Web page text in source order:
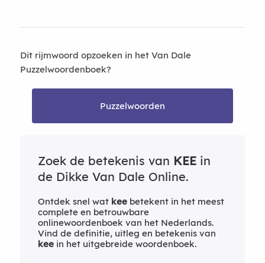
Dit rijmwoord opzoeken in het Van Dale
Puzzelwoordenboek?
Puzzelwoorden
Zoek de betekenis van KEEin
de Dikke Van Dale Online.
Ontdek snel wat keebetekent in het meest
complete en betrouwbare
onlinewoordenboek van het Nederlands.
Vind de definitie, uitleg en betekenis van
keein het uitgebreide woordenboek.